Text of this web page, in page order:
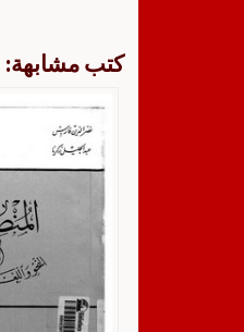
كتب مشابهة: